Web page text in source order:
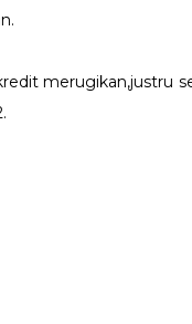
merugikan,justru